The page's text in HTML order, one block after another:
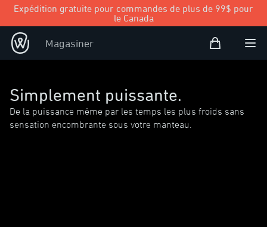
Expédition gratuite pour commandes de plus de 99$ pour
le Canada
Magasiner Panier d’achat
Open
Simplement puissante.
De la puissance même par les temps les plus froids sans
sensation encombrante sous votre manteau.